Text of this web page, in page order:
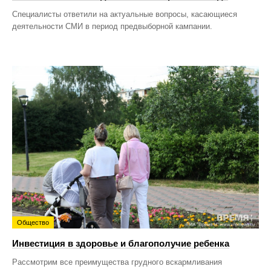
Специалисты ответили на актуальные вопросы, касающиеся
деятельности СМИ в период предвыборной кампании.
Общество
Инвестиция в здоровье и благополучие ребенка
Рассмотрим все преимущества грудного вскармливания